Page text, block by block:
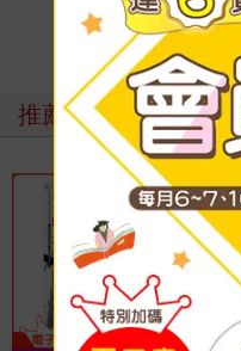
推薦必看